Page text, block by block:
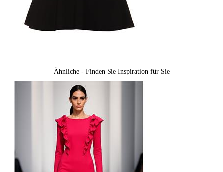
Ähnliche - Finden Sie Inspiration für Sie